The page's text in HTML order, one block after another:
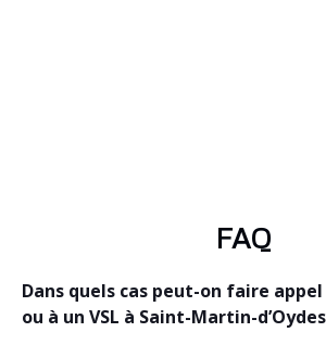
FAQ
Dans quels cas peut-on faire appel
ou à un VSL à Saint-Martin-